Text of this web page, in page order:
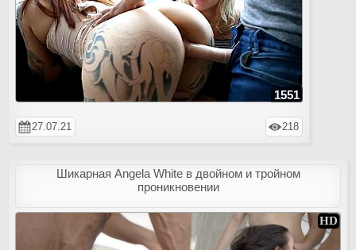
1551
27.07.21 218
Шикарная Angela White в двойном и тройном
проникновении